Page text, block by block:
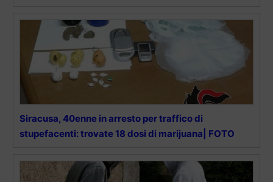
Siracusa, 40enne in arresto per traffico di
stupefacenti: trovate 18 dosi di marijuana| FOTO